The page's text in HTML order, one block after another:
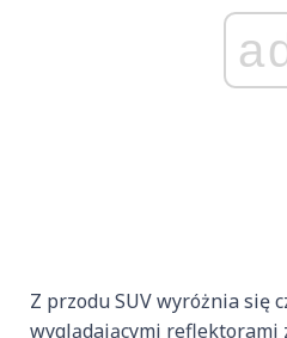
Z przodu SUV wyróżnia się
wyglądającymi